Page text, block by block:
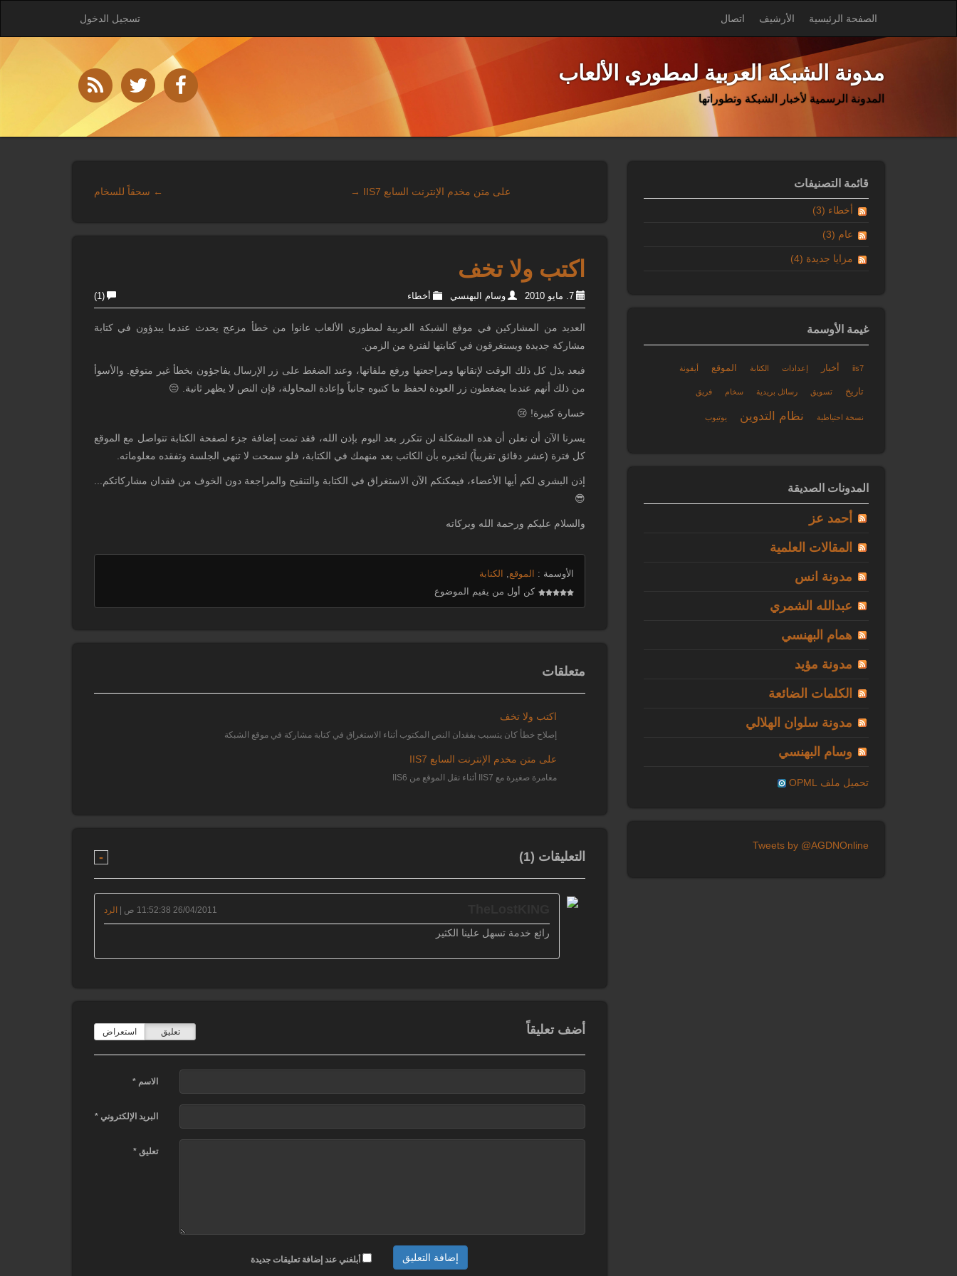
الصفحة الرئيسية الأرشيف اتصال تسجيل الدخول
مدونة الشبكة العربية لمطوري الألعاب
المدونة الرسمية لأخبار الشبكة وتطوراتها
← سحقاً للسخام على متن مخدم الإنترنت السابع IIS7 →
اكتب ولا تخف
7. مايو 2010 وسام البهنسي أخطاء (1)
العديد من المشاركين في موقع الشبكة العربية لمطوري الألعاب عانوا من خطأ مزعج يحدث عندما يبدؤون في كتابة
مشاركة جديدة ويستغرقون في كتابتها لفترة من الزمن.
فبعد بذل كل ذلك الوقت لإتقانها ومراجعتها ورفع ملفاتها، وعند الضغط على زر الإرسال يفاجؤون بخطأ غير متوقع. والأسوأ
من ذلك أنهم عندما يضغطون زر العودة لحفظ ما كتبوه جانباً وإعادة المحاولة، فإن النص لا يظهر ثانية. 😔
خسارة كبيرة! 😢
يسرنا الآن أن نعلن أن هذه المشكلة لن تتكرر بعد اليوم بإذن الله، فقد تمت إضافة جزء لصفحة الكتابة تتواصل مع الموقع
كل فترة (عشر دقائق تقريباً) لتخبره بأن الكاتب بعد منهمك في الكتابة، فلو سمحت لا تنهي الجلسة وتفقده معلوماته.
إذن البشرى لكم أيها الأعضاء، فيمكنكم الآن الاستغراق في الكتابة والتنقيح والمراجعة دون الخوف من فقدان مشاركاتكم...
😎
والسلام عليكم ورحمة الله وبركاته
الأوسمة : الموقع,
الكتابة
كن أول من يقيم الموضوع
متعلقات
اكتب ولا تخف
إصلاح خطأ كان يتسبب بفقدان النص المكتوب أثناء الاستغراق في كتابة مشاركة في موقع الشبكة
على متن مخدم الإنترنت السابع IIS7
مغامرة صغيرة مع IIS7 أثناء نقل الموقع من IIS6
التعليقات (1) -
26/04/2011 11:52:38 ص | الرد
رائع خدمة تسهل علينا الكثير
أضف تعليقاً تعليق استعراض
الاسم *
البريد الإلكتروني *
تعليق *
أبلغني عند إضافة تعليقات جديدة
قائمة التصنيفات
أخطاء (3)
عام (3)
مزايا جديدة (4)
غيمة الأوسمة
iis7 أخبار إعدادات الكتابة الموقع أيقونة
تاريخ تسويق رسائل بريدية سخام فريق
نسخة احتياطية نظام التدوين يوتيوب
المدونات الصديقة
أحمد عز
المقالات العلمية
مدونة انس
عبدالله الشمري
همام البهنسي
مدونة مؤيد
الكلمات الضائعة
مدونة سلوان الهلالي
وسام البهنسي
تحميل ملف OPML
Tweets by @AGDNOnline